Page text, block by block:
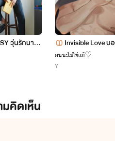
รดิ้นรนโวยวายไม่ยอมเขาท่าเดีย
ากรู้เหรอ ... ฉันแทบอดใจไม่ไหว
วุ่นรักนายตั
สบ
Invisible Love บ
ไม่มีจริง!!?
คนนะไม่ใช่แย้♡
Y
คิดเห็น